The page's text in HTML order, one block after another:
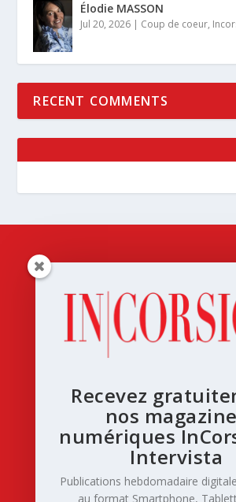
Élodie MASSON
Jul 20, 2026 | Coup de coeur,
RECENT COMMENTS
Recevez
nos
numériques
Intervista
Publications hebdomadaire
au format Smartphone,